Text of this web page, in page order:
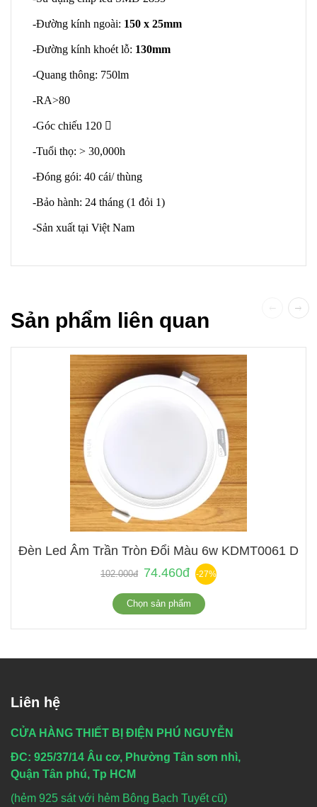
-Đường kính ngoài: 150 x 25mm
-Đường kính khoét lỗ: 130mm
-Quang thông: 750lm
-RA>80
-Góc chiếu 120 
-Tuổi thọ: > 30,000h
-Đóng gói: 40 cái/ thùng
-Bảo hành: 24 tháng (1 đỏi 1)
-Sản xuất tại Việt Nam
Sản phẩm liên quan
Đèn Led Âm Trần Tròn Đổi Màu 6w KDMT0061
102.000đ 74.460đ -27%
Chọn sản phẩm
Liên hệ
CỬA HÀNG THIẾT BỊ ĐIỆN PHÚ NGUYỄN
ĐC: 925/37/14 Âu cơ, Phường Tân sơn nhì,
Quận Tân phú, Tp HCM
(hẻm 925 sát với hẻm Bông Bạch Tuyết cũ)